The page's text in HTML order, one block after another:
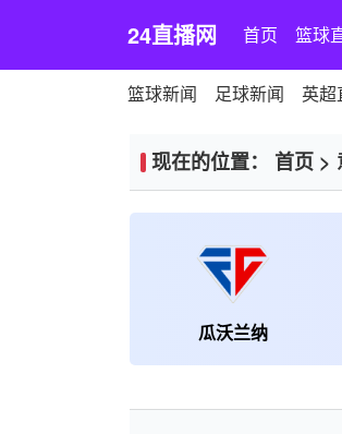
24直播网 首页 篮球
篮球新闻 足球新闻 英超
现在的位置： 首页 >
瓜沃兰纳